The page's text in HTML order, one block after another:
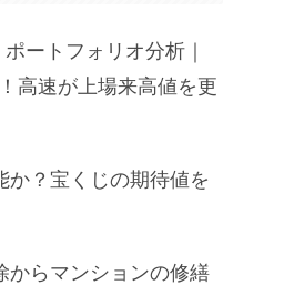
ポートフォリオ分析｜
高速が上場来高値を更
か？宝くじの期待値を
からマンションの修繕